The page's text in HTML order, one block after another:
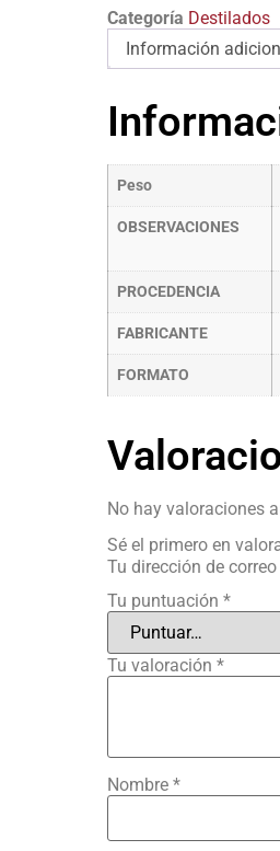
Categoría Destilados
Información
Peso
OBSERVACIONES
PROCEDENCIA
FABRICANTE
FORMATO
No hay valoraciones
Sé el primero en
Tu dirección de
Tu puntuación *
Tu valoración *
Nombre *